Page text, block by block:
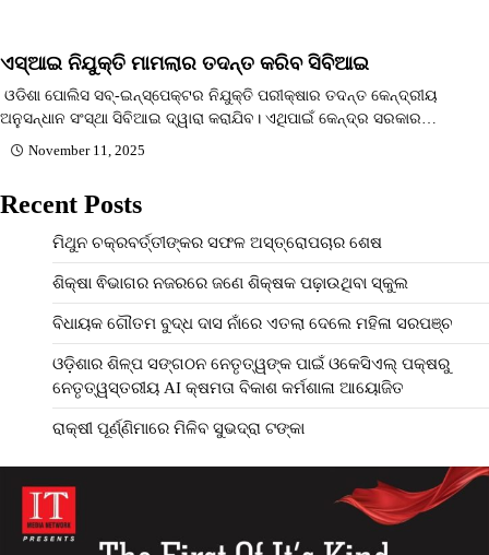
ଏସ୍‍ଆଇ ନିଯୁକ୍ତି ମାମଲାର ତଦନ୍ତ କରିବ ସିବିଆଇ
ଓଡିଶା ପୋଲିସ ସବ୍-ଇନ୍‌ସ୍ପେକ୍ଟର ନିଯୁକ୍ତି ପରୀକ୍ଷାର ତଦନ୍ତ କେନ୍ଦ୍ରୀୟ
ଅନୁସନ୍ଧାନ ସଂସ୍ଥା ସିବିଆଇ ଦ୍ୱାରା କରାଯିବ। ଏଥିପାଇଁ କେନ୍ଦ୍ର ସରକାର…
November 11, 2025
Recent Posts
ମିଥୁନ ଚକ୍ରବର୍ତ୍ତୀଙ୍କର ସଫଳ ଅସ୍ତ୍ରୋପଚାର ଶେଷ
ଶିକ୍ଷା ଵିଭାଗର ନଜରରେ ଜଣେ ଶିକ୍ଷକ ପଢ଼ାଉଥିବା ସ୍କୁଲ
ବିଧାୟକ ଗୌତମ ବୁଦ୍ଧ ଦାସ ନାଁରେ ଏତଲା ଦେଲେ ମହିଳା ସରପଞ୍ଚ
ଓଡ଼ିଶାର ଶିଳ୍ପ ସଙ୍ଗଠନ ନେତୃତ୍ୱଙ୍କ ପାଇଁ ଓକେସିଏଲ୍ ପକ୍ଷରୁ
ନେତୃତ୍ୱସ୍ତରୀୟ AI କ୍ଷମତା ବିକାଶ କର୍ମଶାଳା ଆୟୋଜିତ
ରାକ୍ଷୀ ପୂର୍ଣ୍ଣିମାରେ ମିଳିବ ସୁଭଦ୍ରା ଟଙ୍କା